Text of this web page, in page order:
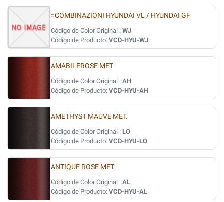
=COMBINAZIONI HYUNDAI VL / HYUNDAI GF
Código de Color Original : WJ
Código de Producto: VCD-HYU-WJ
AMABILEROSE MET
Código de Color Original : AH
Código de Producto: VCD-HYU-AH
AMETHYST MAUVE MET.
Código de Color Original : LO
Código de Producto: VCD-HYU-LO
ANTIQUE ROSE MET.
Código de Color Original : AL
Código de Producto: VCD-HYU-AL